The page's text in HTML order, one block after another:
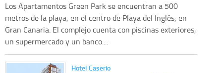
Los Apartamentos Green Park se encuentran a 500
metros de la playa, en el centro de Playa del Inglés, en
Gran Canaria. El complejo cuenta con piscinas exteriores,
un supermercado y un banco....
Hotel Caserio